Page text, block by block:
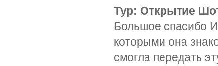
Тур: Открытие
Большое спасибо
которыми она
смогла передать